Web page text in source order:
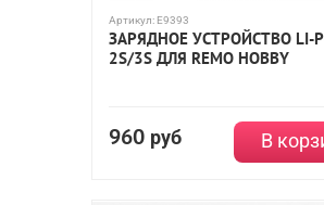
Артикул: E9393
ЗАРЯДНОЕ УСТРОЙСТВО LI-
2S/3S ДЛЯ REMO HOBBY
960 руб В